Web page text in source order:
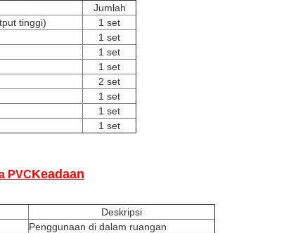
Jumlah
tinggi)
1 set
1 set
1 set
1 set
2 set
1 set
1 set
1 set
PVCKeadaan
Deskripsi
Penggunaan di dalam ruangan